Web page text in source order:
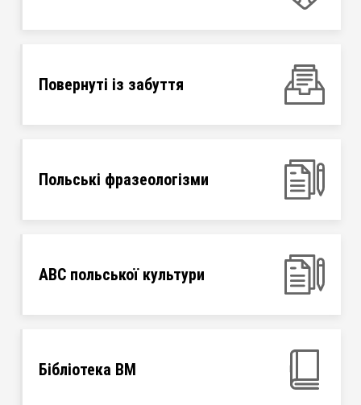
Повернуті із забуття
Польські фразеологізми
ABC польської культури
Бібліотека ВМ